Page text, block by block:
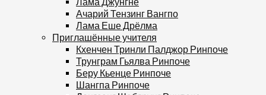
Ачарий Тензинг Вангпо
Лама Еше Дрёлма
Приглашённые учителя
Кхенчен Тринли Палджор Ринпоче
Трунграм Гьялва Ринпоче
Беру Кьенце Ринпоче
Шангпа Ринпоче